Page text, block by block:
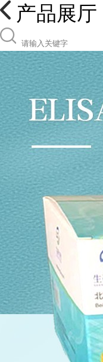
产品展厅